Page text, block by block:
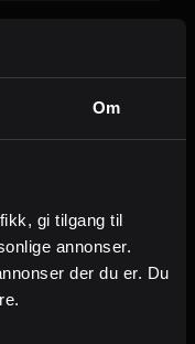
Om
gi tilgang til
annonser.
der du er. Du